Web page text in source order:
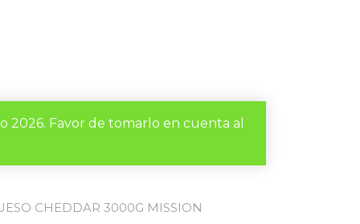
2026. Favor de tomarlo en cuenta al
CHEDDAR 3000G MISSION